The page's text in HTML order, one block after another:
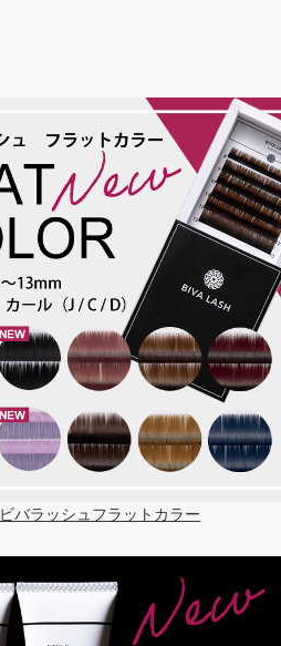
ビバラッシュフラットカラー